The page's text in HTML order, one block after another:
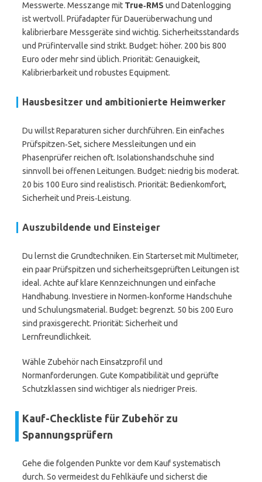
Messwerte. Messzange mit True‑RMS und Datenlogging
ist wertvoll. Prüfadapter für Dauerüberwachung und
kalibrierbare Messgeräte sind wichtig. Sicherheitsstandards
und Prüfintervalle sind strikt. Budget: höher. 200 bis 800
Euro oder mehr sind üblich. Priorität: Genauigkeit,
Kalibrierbarkeit und robustes Equipment.
Hausbesitzer und ambitionierte Heimwerker
Du willst Reparaturen sicher durchführen. Ein einfaches
Prüfspitzen‑Set, sichere Messleitungen und ein
Phasenprüfer reichen oft. Isolationshandschuhe sind
sinnvoll bei offenen Leitungen. Budget: niedrig bis moderat.
20 bis 100 Euro sind realistisch. Priorität: Bedienkomfort,
Sicherheit und Preis‑Leistung.
Auszubildende und Einsteiger
Du lernst die Grundtechniken. Ein Starterset mit Multimeter,
ein paar Prüfspitzen und sicherheitsgeprüften Leitungen ist
ideal. Achte auf klare Kennzeichnungen und einfache
Handhabung. Investiere in Normen‑konforme Handschuhe
und Schulungsmaterial. Budget: begrenzt. 50 bis 200 Euro
sind praxisgerecht. Priorität: Sicherheit und
Lernfreundlichkeit.
Wähle Zubehör nach Einsatzprofil und
Normanforderungen. Gute Kompatibilität und geprüfte
Schutzklassen sind wichtiger als niedriger Preis.
Kauf-Checkliste für Zubehör zu
Spannungsprüfern
Gehe die folgenden Punkte vor dem Kauf systematisch
durch. So vermeidest du Fehlkäufe und sicherst die